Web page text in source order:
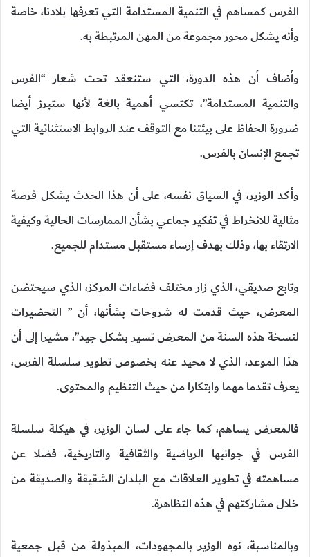
الفرس كمساهم في التنمية المستدامة التي تعرفها بلادنا، خاصة
وأنه يشكل محور مجموعة من المهن المرتبطة به.
وأضاف أن هذه الدورة، التي ستنعقد تحت شعار “الفرس
والتنمية المستدامة”، تكتسي أهمية بالغة لأنها ستبرز أيضا
ضرورة الحفاظ على بيئتنا مع التوقف عند الروابط الاستثنائية التي
تجمع الإنسان بالفرس.
وأكد الوزير، في السياق نفسه، على أن هذا الحدث يشكل فرصة
مثالية للانخراط في تفكير جماعي بشأن الممارسات الحالية وكيفية
الارتقاء بها، وذلك بهدف إرساء مستقبل مستدام للجميع.
وتابع صديقي، الذي زار مختلف فضاءات المركز، الذي سيحتضن
المعرض، حيث قدمت له شروحات بشأنها، أن ” التحضيرات
لنسخة هذه السنة من المعرض تسير بشكل جيد”، مشيرا إلى أن
هذا الموعد، الذي لا محيد عنه بخصوص تطوير سلسلة الفرس،
يعرف تقدما مهما وابتكارا من حيث التنظيم والمحتوى.
فالمعرض يساهم، كما جاء على لسان الوزير، في هيكلة سلسلة
الفرس في جوانبها الرياضية والثقافية والتاريخية، فضلا عن
مساهمته في تطوير العلاقات مع البلدان الشقيقة والصديقة من
خلال مشاركتهم في هذه التظاهرة.
وبالمناسبة، نوه الوزير بالمجهودات، المبذولة من قبل جمعية